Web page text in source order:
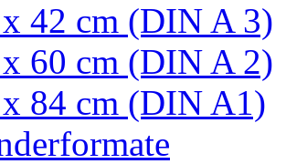
42 cm (DIN A 3)
60 cm (DIN A 2)
84 cm (DIN A1)